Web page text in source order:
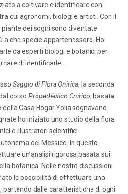
a coltivare e identificare con
cui agronomi, biologi e artisti. Con il
dei sogni sono diventate
a che specie appartenessero. Ho
da esperti biologi e botanici per
di identificarle.
Saggio di Flora Onirica, la seconda
corso Propedéutico Onírico, basata
Casa Hogar Yolia sognavano.
ho iniziato uno studio della flora
e illustratori scientifici
del Messico. In questo
un’analisi rigorosa basata sui
botanica. Nelle nostre discussioni
la possibilità di effettuare una
partendo dalle caratteristiche di ogni